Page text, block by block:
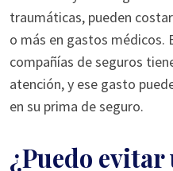
traumáticas, pueden
o más en gastos médicos.
compañías de seguros
atención, y ese gasto
en su prima de seguro.
¿Puedo